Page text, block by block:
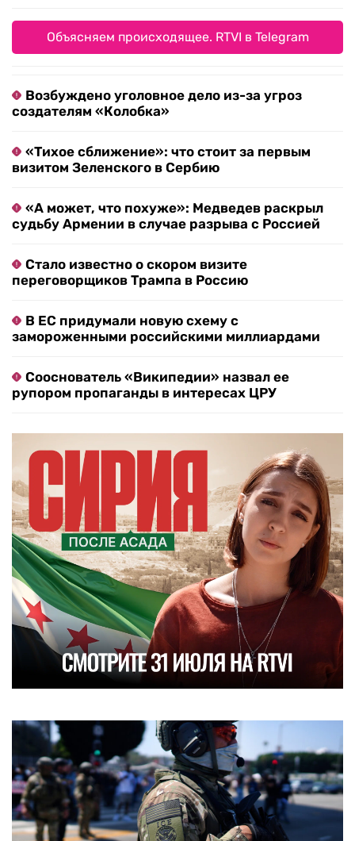
Объясняем происходящее. RTVI в Telegram
Возбуждено уголовное дело из-за угроз
создателям «Колобка»
«Тихое сближение»: что стоит за первым
визитом Зеленского в Сербию
«А может, что похуже»: Медведев раскрыл
судьбу Армении в случае разрыва с Россией
Стало известно о скором визите
переговорщиков Трампа в Россию
В ЕС придумали новую схему с
замороженными российскими миллиардами
Сооснователь «Википедии» назвал ее
рупором пропаганды в интересах ЦРУ